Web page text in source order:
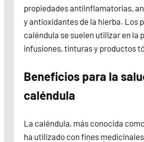
propiedades antiinflamatorias,
y antioxidantes de la hierba. Los
caléndula se suelen utilizar en la
infusiones, tinturas y productos
Beneficios para la
caléndula
La caléndula, más conocida
ha utilizado con fines